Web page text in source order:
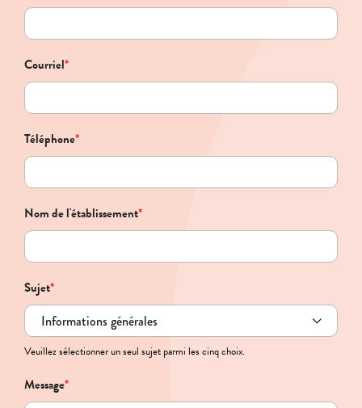
Courriel*
Téléphone*
Nom de l'établissement*
Sujet*
Veuillez sélectionner un seul sujet parmi les cinq choix.
Message*